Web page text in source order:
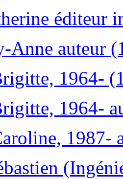
éditeur
Anne auteur
1964-
1964-
1987-